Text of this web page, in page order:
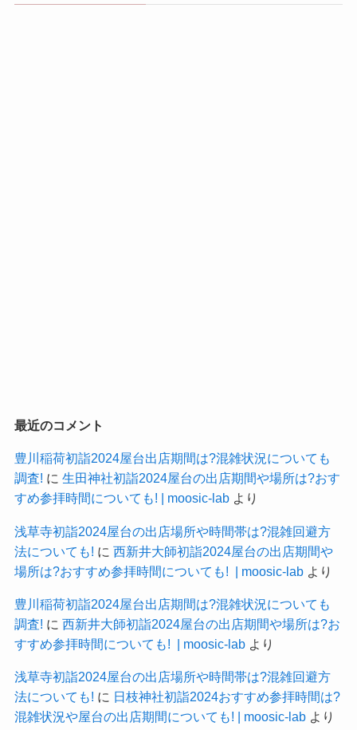
最近のコメント
豊川稲荷初詣2024屋台出店期間は?混雑状況についても
調査! に 生田神社初詣2024屋台の出店期間や場所は?おす
すめ参拝時間についても! | moosic-labより
浅草寺初詣2024屋台の出店場所や時間帯は?混雑回避方
法についても! に 西新井大師初詣2024屋台の出店期間や
場所は?おすすめ参拝時間についても! | moosic-labより
豊川稲荷初詣2024屋台出店期間は?混雑状況についても
調査! に 西新井大師初詣2024屋台の出店期間や場所は?お
すすめ参拝時間についても! | moosic-labより
浅草寺初詣2024屋台の出店場所や時間帯は?混雑回避方
法についても! に 日枝神社初詣2024おすすめ参拝時間は?
混雑状況や屋台の出店期間についても! | moosic-labより